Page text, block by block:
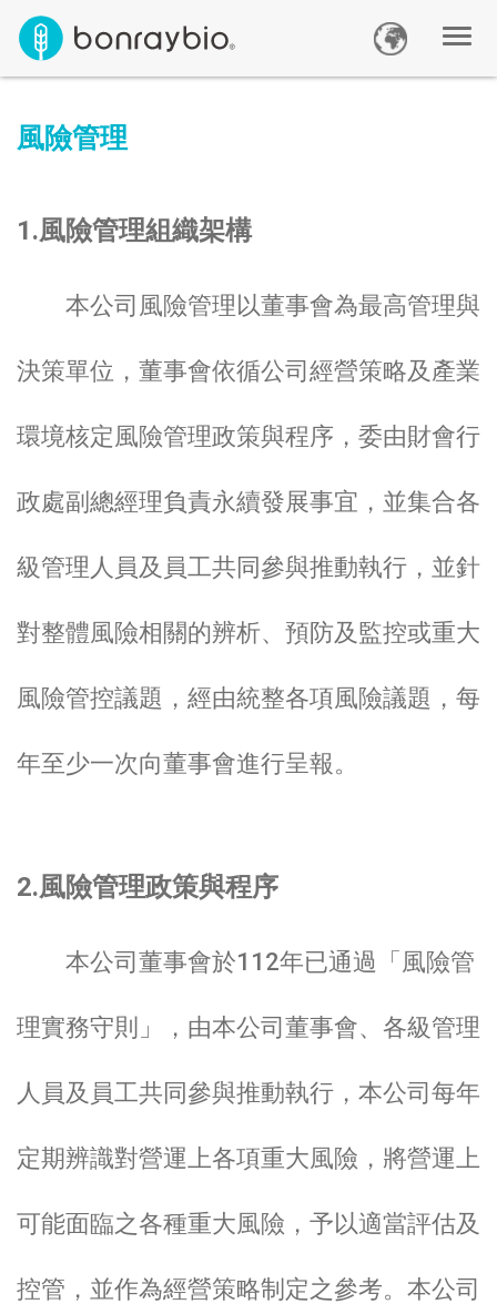
風險管理
1.風險管理組織架構
本公司風險管理以董事會為最高管理與
決策單位，董事會依循公司經營策略及產業
環境核定風險管理政策與程序，委由財會行
政處副總經理負責永續發展事宜，並集合各
級管理人員及員工共同參與推動執行，並針
對整體風險相關的辨析、預防及監控或重大
風險管控議題，經由統整各項風險議題，每
年至少一次向董事會進行呈報。
2.風險管理政策與程序
本公司董事會於112年已通過「風險管
理實務守則」，由本公司董事會、各級管理
人員及員工共同參與推動執行，本公司每年
定期辨識對營運上各項重大風險，將營運上
可能面臨之各種重大風險，予以適當評估及
控管，並作為經營策略制定之參考。本公司